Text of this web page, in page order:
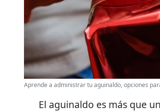
Aprende a administrar tu aguinaldo, opciones
El aguinaldo es más que